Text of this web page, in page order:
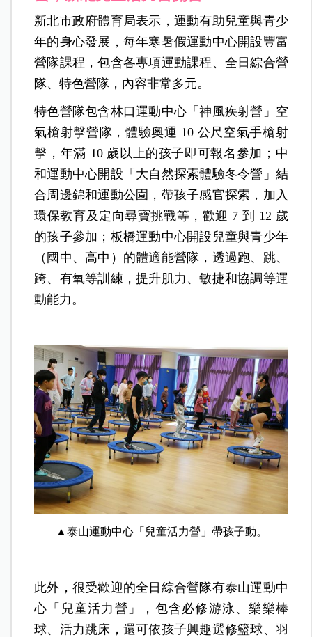
新北市政府體育局表示，運動有助兒童與青少
年的身心發展，每年寒暑假運動中心開設豐富
營隊課程，包含各專項運動課程、全日綜合營
隊、特色營隊，內容非常多元。
特色營隊包含林口運動中心「神風疾射營」空
氣槍射擊營隊，體驗奧運 10 公尺空氣手槍射
擊，年滿 10 歲以上的孩子即可報名參加；中
和運動中心開設「大自然探索體驗冬令營」結
合周邊錦和運動公園，帶孩子感官探索，加入
環保教育及定向尋寶挑戰等，歡迎 7 到 12 歲
的孩子參加；板橋運動中心開設兒童與青少年
（國中、高中）的體適能營隊，透過跑、跳、
跨、有氧等訓練，提升肌力、敏捷和協調等運
動能力。
▲泰山運動中心「兒童活力營」帶孩子動。
此外，很受歡迎的全日綜合營隊有泰山運動中
心「兒童活力營」，包含必修游泳、樂樂棒
球、活力跳床，還可依孩子興趣選修籃球、羽